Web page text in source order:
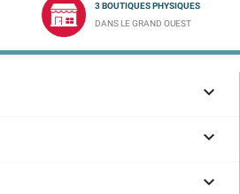
3 BOUTIQUES PHYSIQUES
DANS LE GRAND OUEST


